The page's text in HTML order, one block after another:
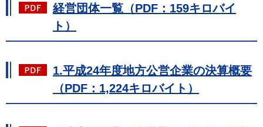
経営団体一覧（PDF：159キロバイ
ト）
1.平成24年度地方公営企業の決算概要
（PDF：1,224キロバイト）